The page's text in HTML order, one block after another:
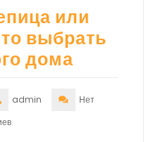
или
выбрать
дома
admin
Нет